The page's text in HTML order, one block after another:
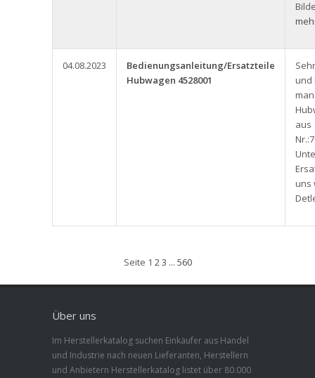
04.08.2023
Bedienungsanleitung/Ersatzteile
Hubwagen 4528001
und
aus
uns
Seite 1 23 ... 560
Über uns
Im Herstellerkatalog suchen Einkäufer aus Handel
und Industrie nach neuen Lieferanten, Herstellern
und Anbietern Herstellerkatalog listet über 80.000